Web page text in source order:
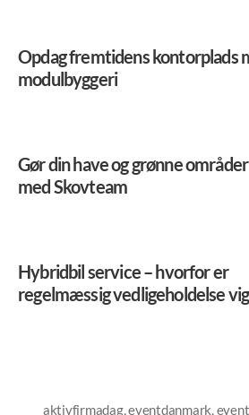
Opdag fremtidens kontorplads
modulbyggeri
Gør din have og grønne
med Skovteam
Hybridbil service – hvorfor er
regelmæssig vedligeholdelse
aktivfirmadag,eventdanmark,